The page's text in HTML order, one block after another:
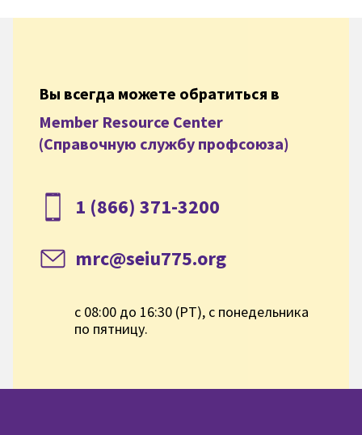
Вы всегда можете обратиться в
Member Resource Center
(Справочную службу профсоюза)
1 (866) 371-3200
mrc@seiu775.org
с 08:00 до 16:30 (PT), с понедельника
по пятницу.